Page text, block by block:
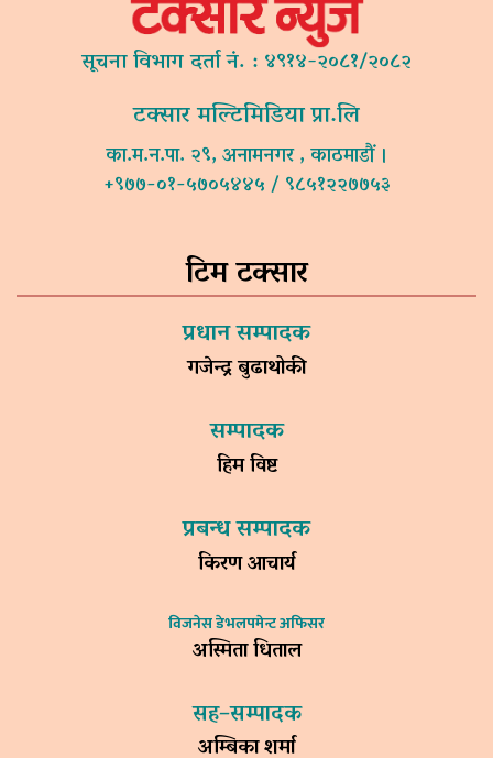
सूचना विभाग दर्ता नं. : ४९१४-२०८१/२०८२
टक्सार मल्टिमिडिया प्रा.लि
का.म.न.पा. २९, अनामनगर , काठमाडौं ।
+९७७-०१-५७०५४४५ / ९८५१२२७७५३
टिम टक्सार
प्रधान सम्पादक
गजेन्द्र बुढाथोकी
सम्पादक
हिम विष्ट
प्रबन्ध सम्पादक
किरण आचार्य
विजनेस डेभलपमेन्ट अफिसर
अस्मिता धिताल
सह–सम्पादक
अम्बिका शर्मा